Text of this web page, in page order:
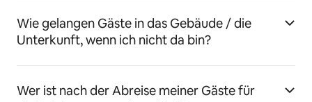
Wie gelangen Gäste in das Gebäude / die
Unterkunft, wenn ich nicht da bin?
Wer ist nach der Abreise meiner Gäste für